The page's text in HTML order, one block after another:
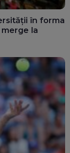
în forma
la